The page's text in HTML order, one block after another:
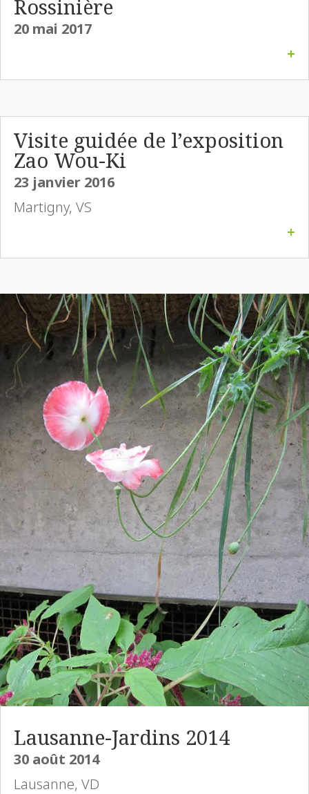
Rossinière
20 mai 2017
+
Visite guidée de l’exposition
Zao Wou-Ki
23 janvier 2016
Martigny, VS
+
Lausanne-Jardins 2014
30 août 2014
Lausanne, VD